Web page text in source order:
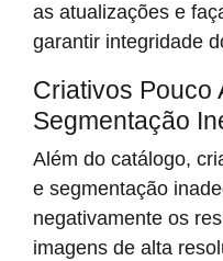
as atualizações e
garantir integridade
Criativos Pouco
Segmentação
Além do catálogo,
e segmentação
negativamente os
imagens de alta